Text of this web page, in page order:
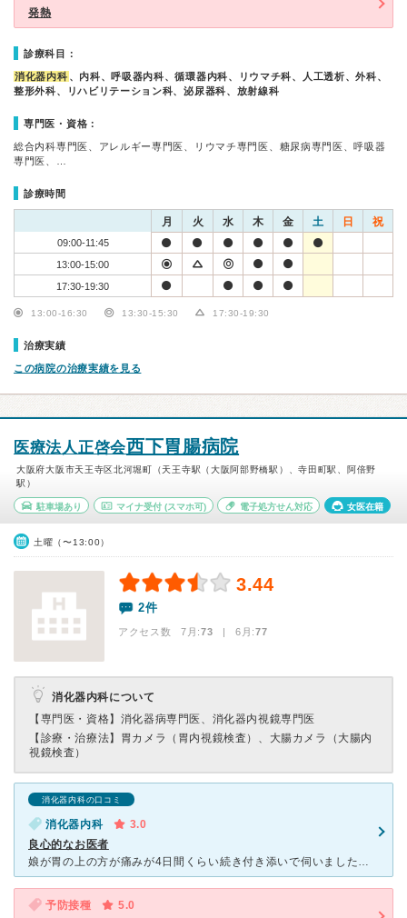
発熱
診療科目：
消化器内科 、内科、呼吸器内科、循環器内科、リウマチ科、人工透析、外科、
整形外科、リハビリテーション科、泌尿器科、放射線科
専門医・資格：
総合内科専門医、アレルギー専門医、リウマチ専門医、糖尿病専門医、呼吸器
専門医、…
診療時間
月 火 水 木 金 土 日 祝
09:00-11:45
13:00-15:00
17:30-19:30
13:00-16:30 13:30-15:30 17:30-19:30
治療実績
この病院の治療実績を見る
医療法人正啓会西下胃腸病院
大阪府大阪市天王寺区北河堀町（天王寺駅（大阪阿部野橋駅）、寺田町駅、阿倍野
駅）
駐車場あり マイナ受付(スマホ可) 電子処方せん対応 女医在籍
土曜（〜13:00）
3.44
2件
アクセス数 7月:73 | 6月:77
消化器内科について
【専門医・資格】 消化器病専門医、消化器内視鏡専門医
【診療・治療法】 胃カメラ（胃内視鏡検査）、大腸カメラ（大腸内
視鏡検査）
消化器内科の口コミ
消化器内科
3.0
良心的なお医者
娘が胃の上の方が痛みが4日間くらい続き付き添いで伺いました。症状を細かく説明しましたがそれだけでは判断がつかないとのことと、恐らく職場でのストレスではないでしょうかとのお話しでした。処方する薬を、服用
予防接種
5.0